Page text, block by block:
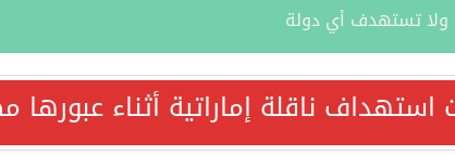
ولا تستهدف أي دولة
أمن المنطقة
استهداف ناقلة إماراتية أثناء